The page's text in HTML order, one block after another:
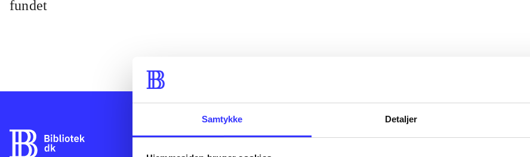
Samtykke Detaljer
fundet
Bibliotek.dk er en samlet indgang til alle danske
Kontakt os